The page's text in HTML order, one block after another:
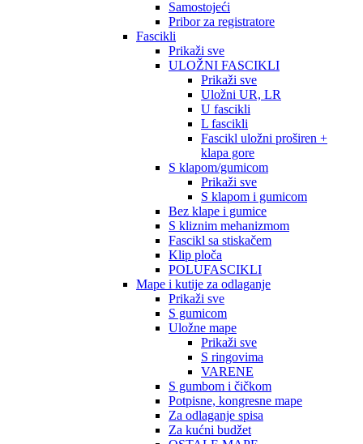
Samostojeći
Pribor za registratore
Fascikli
Prikaži sve
ULOŽNI FASCIKLI
Prikaži sve
Uložni UR, LR
U fascikli
L fascikli
Fascikl uložni proširen +
klapa gore
S klapom/gumicom
Prikaži sve
S klapom i gumicom
Bez klape i gumice
S kliznim mehanizmom
Fascikl sa stiskačem
Klip ploča
POLUFASCIKLI
Mape i kutije za odlaganje
Prikaži sve
S gumicom
Uložne mape
Prikaži sve
S ringovima
VARENE
S gumbom i čičkom
Potpisne, kongresne mape
Za odlaganje spisa
Za kućni budžet